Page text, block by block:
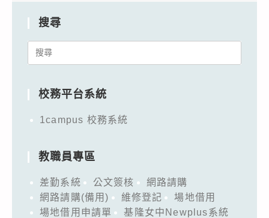
搜尋
Search
校務平台系統
1campus 校務系統
教職員專區
差勤系統 公文簽核
網路請購
網路請購(備用)
維修登記
場地借用
場地借用申請單
基隆女中Newplus系統